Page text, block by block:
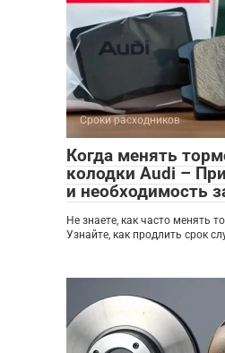
Сроки расходников
Когда менять
колодки Audi –
и необходимость
Не знаете, как часто менять
Узнайте, как продлить срок